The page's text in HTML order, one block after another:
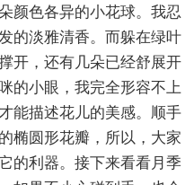
颜色各异的小花球。我忍
的淡雅清香。而躲在绿叶
开，还有几朵已经舒展开
的小眼，我完全形容不上
能描述花儿的美感。顺手
椭圆形花瓣，所以，大家
的利器。接下来看看月季